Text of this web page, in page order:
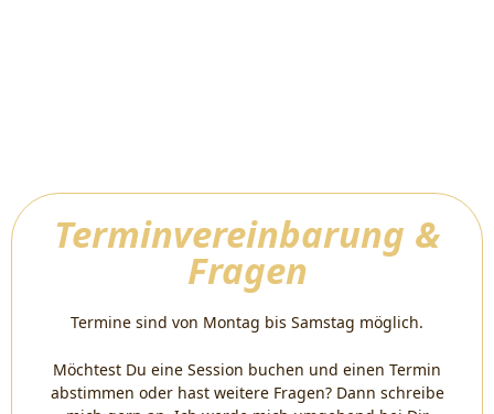
Terminvereinbarung &
Fragen
Termine sind von Montag bis Samstag möglich.
Möchtest Du eine Session buchen und einen Termin
abstimmen oder hast weitere Fragen? Dann schreibe